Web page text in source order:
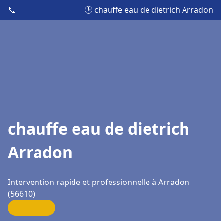
📞 🕒 chauffe eau de dietrich Arradon
chauffe eau de dietrich
Arradon
Intervention rapide et professionnelle à Arradon
(56610)